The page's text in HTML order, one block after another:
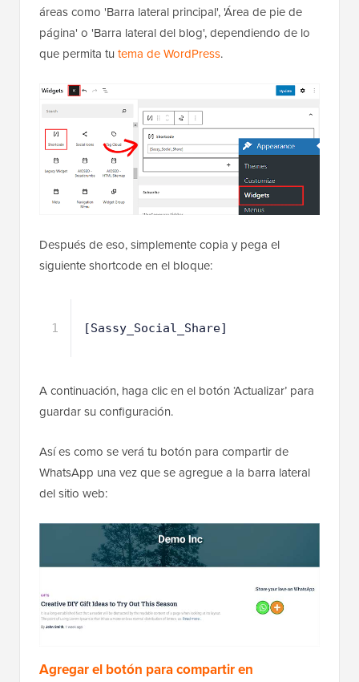
áreas como 'Barra lateral principal', 'Área de pie de
página' o 'Barra lateral del blog', dependiendo de lo
que permita tu tema de WordPress.
Después de eso, simplemente copia y pega el
siguiente shortcode en el bloque:
1 [Sassy_Social_Share]
A continuación, haga clic en el botón ‘Actualizar’ para
guardar su configuración.
Así es como se verá tu botón para compartir de
WhatsApp una vez que se agregue a la barra lateral
del sitio web:
Agregar el botón para compartir en